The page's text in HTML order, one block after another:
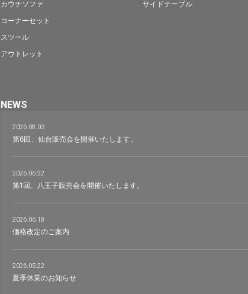
カウチソファ
コーナーセット
スツール
アウトレット
サイドテーブル
NEWS
2026.08.03
第6回、仙台販売会を開催いたします。
2026.06.22
第1回、八王子販売会を開催いたします。
2026.06.18
価格改定のご案内
2026.05.22
夏季休業のお知らせ